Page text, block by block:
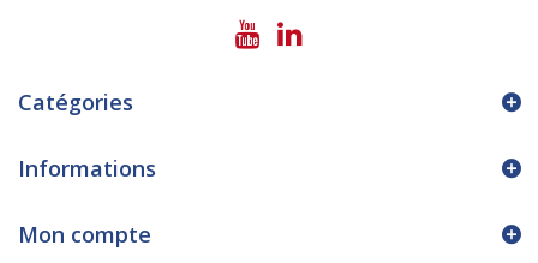
Catégories
Informations
Mon compte